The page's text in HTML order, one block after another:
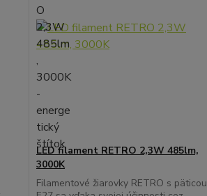
LED filament RETRO 2,3W 485lm,
3000K
Filamentové žiarovky RETRO s päticou